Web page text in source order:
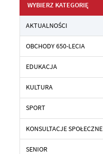
WYBIERZ KATEGORIĘ
AKTUALNOŚCI
OBCHODY 650-LECIA
EDUKACJA
KULTURA
SPORT
KONSULTACJE SPOŁECZNE
SENIOR